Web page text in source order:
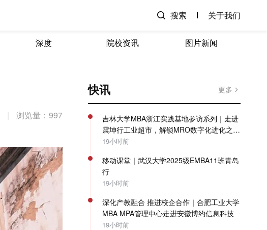
搜索 关于我们
深度 院校资讯 图片新闻
浏览量：997
快讯 更多
吉林大学MBA浙江实践基地参访系列｜走进
震坤行工业超市，解锁MRO数字化进化之
路！
19小时前
移动课堂｜武汉大学2025级EMBA11班青岛
行
19小时前
深化产教融合 推进校企合作｜合肥工业大学
MBA MPA管理中心走进安徽博约信息科技
19小时前